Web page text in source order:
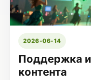
2026-06-14
Поддержка и
контента